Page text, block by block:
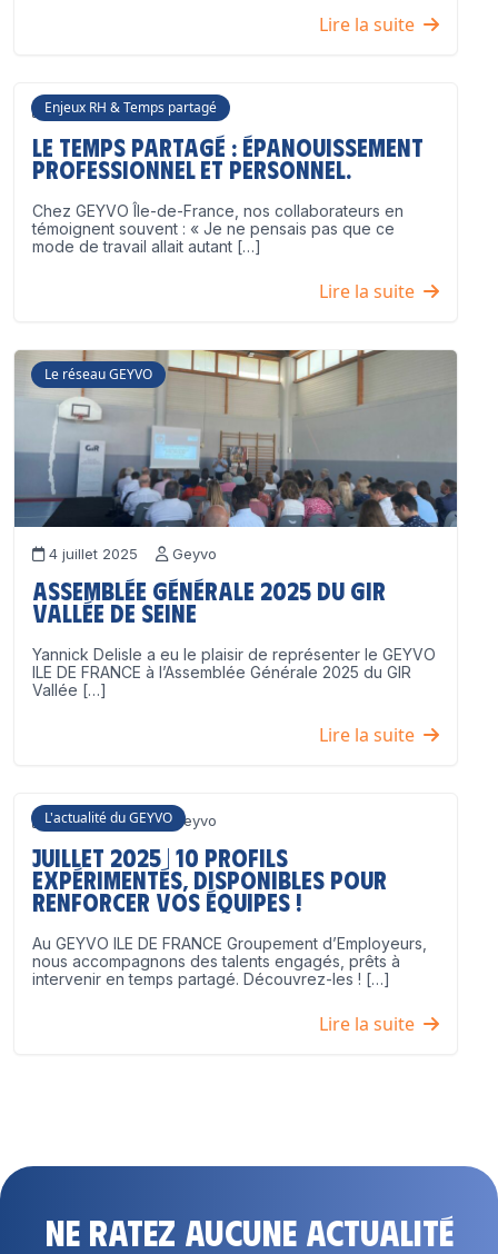
Lire la suite
Enjeux RH & Temps partagé
17 juillet 2025 Geyvo
Le temps partagé : épanouissement
professionnel ET personnel.
Chez GEYVO Île-de-France, nos collaborateurs en
témoignent souvent : « Je ne pensais pas que ce
mode de travail allait autant […]
Lire la suite
Le réseau GEYVO
4 juillet 2025 Geyvo
Assemblée Générale 2025 du GIR
Vallée de Seine
Yannick Delisle a eu le plaisir de représenter le GEYVO
ILE DE FRANCE à l’Assemblée Générale 2025 du GIR
Vallée […]
Lire la suite
L'actualité du GEYVO
3 juillet 2025 Geyvo
Juillet 2025 | 10 profils
expérimentés, disponibles pour
renforcer vos équipes !
Au GEYVO ILE DE FRANCE Groupement d’Employeurs,
nous accompagnons des talents engagés, prêts à
intervenir en temps partagé. Découvrez-les ! […]
Lire la suite
Ne ratez aucune actualité